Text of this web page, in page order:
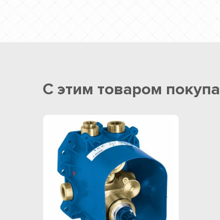
С этим товаром